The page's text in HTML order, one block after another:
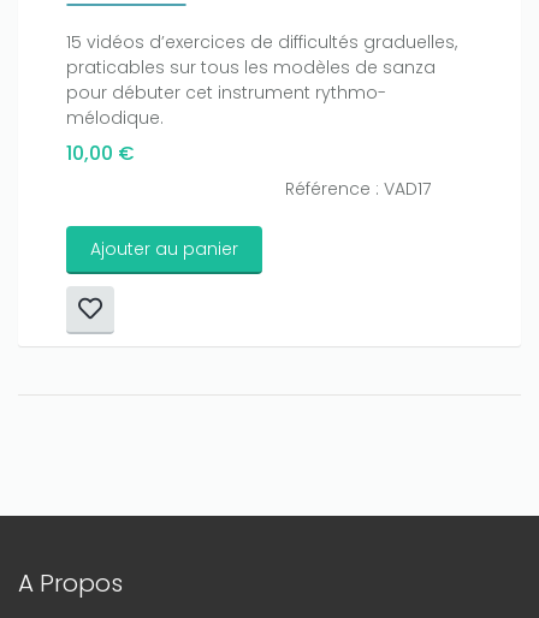
15 vidéos d’exercices de difficultés graduelles,
praticables sur tous les modèles de sanza
pour débuter cet instrument rythmo-
mélodique.
10,00 €
Référence : VAD17
Ajouter au panier
A Propos